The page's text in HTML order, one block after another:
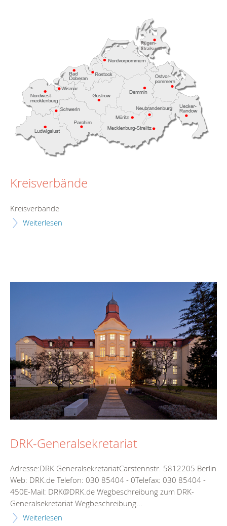
Kreisverbände
Kreisverbände
Weiterlesen
DRK-Generalsekretariat
Adresse:DRK GeneralsekretariatCarstennstr. 5812205 Berlin
Web: DRK.de Telefon: 030 85404 - 0Telefax: 030 85404 -
450E-Mail: DRK@DRK.de Wegbeschreibung zum DRK-
Generalsekretariat Wegbeschreibung...
Weiterlesen